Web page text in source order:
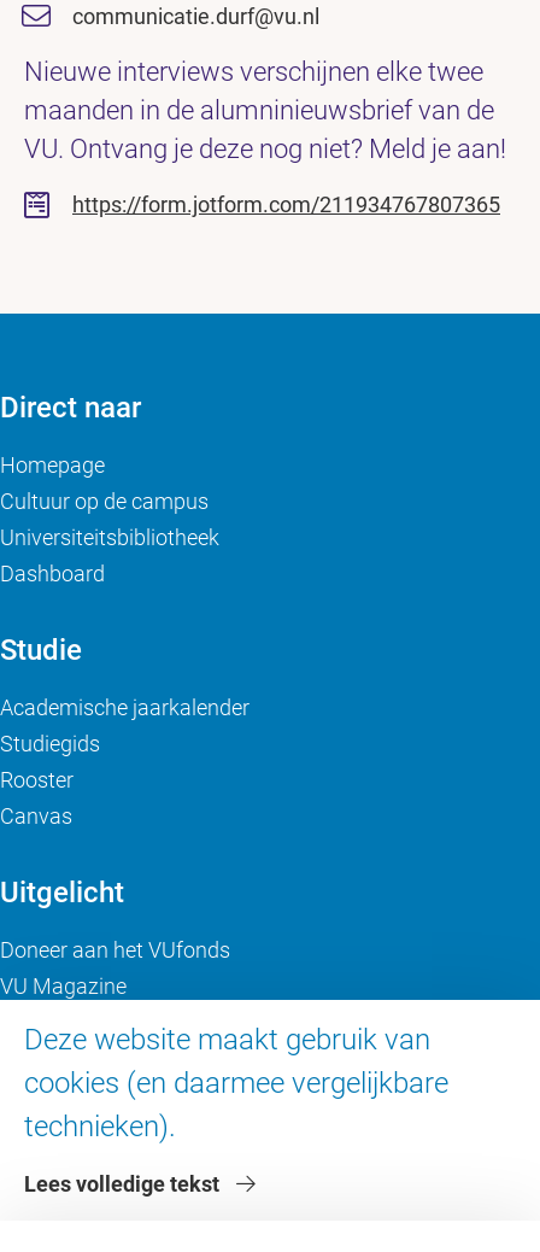
communicatie.durf@vu.nl
Nieuwe interviews verschijnen elke twee
maanden in de alumninieuwsbrief van de
VU. Ontvang je deze nog niet? Meld je aan!
https://form.jotform.com/211934767807365
Deze website maakt gebruik van
cookies (en daarmee vergelijkbare
technieken).
Lees volledige tekst
Direct naar
Homepage
Cultuur op de campus
Universiteitsbibliotheek
Dashboard
Studie
Academische jaarkalender
Studiegids
Rooster
Canvas
Uitgelicht
Doneer aan het VUfonds
VU Magazine
Over de VU
Contact en route